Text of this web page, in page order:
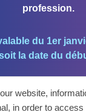
profession.
du 1er
la date du
J'ADHÈRE !
website,
in order to